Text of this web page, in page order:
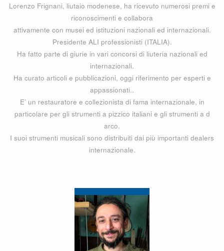
Lorenzo Frignani, liutaio modenese, ha ricevuto numerosi premi e
riconoscimenti e collabora
attivamente con musei ed istituzioni nazionali ed internazionali.
Presidente ALI professionisti (ITALIA).
Ha fatto parte di giurie in vari concorsi di liuteria nazionali ed
internazionali.
Ha curato articoli e pubblicazioni, oggi riferimento per esperti e
appassionati..
E’ un restauratore e collezionista di fama internazionale, in
particolare per gli strumenti a pizzico italiani e gli strumenti a d
arco.
I suoi strumenti musicali sono distribuiti dai più importanti dealers
internazionale.